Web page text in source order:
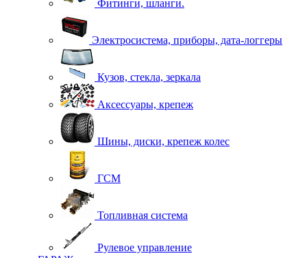
Фитинги, шланги.
Электросистема, приборы, дата-логгеры
Кузов, стекла, зеркала
Аксессуары, крепеж
Шины, диски, крепеж колес
ГСМ
Топливная система
Рулевое управление